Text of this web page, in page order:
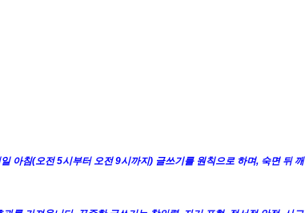
아침(오전 5시부터 오전 9시까지) 글쓰기를 원칙으로 하며, 숙면 뒤 깨